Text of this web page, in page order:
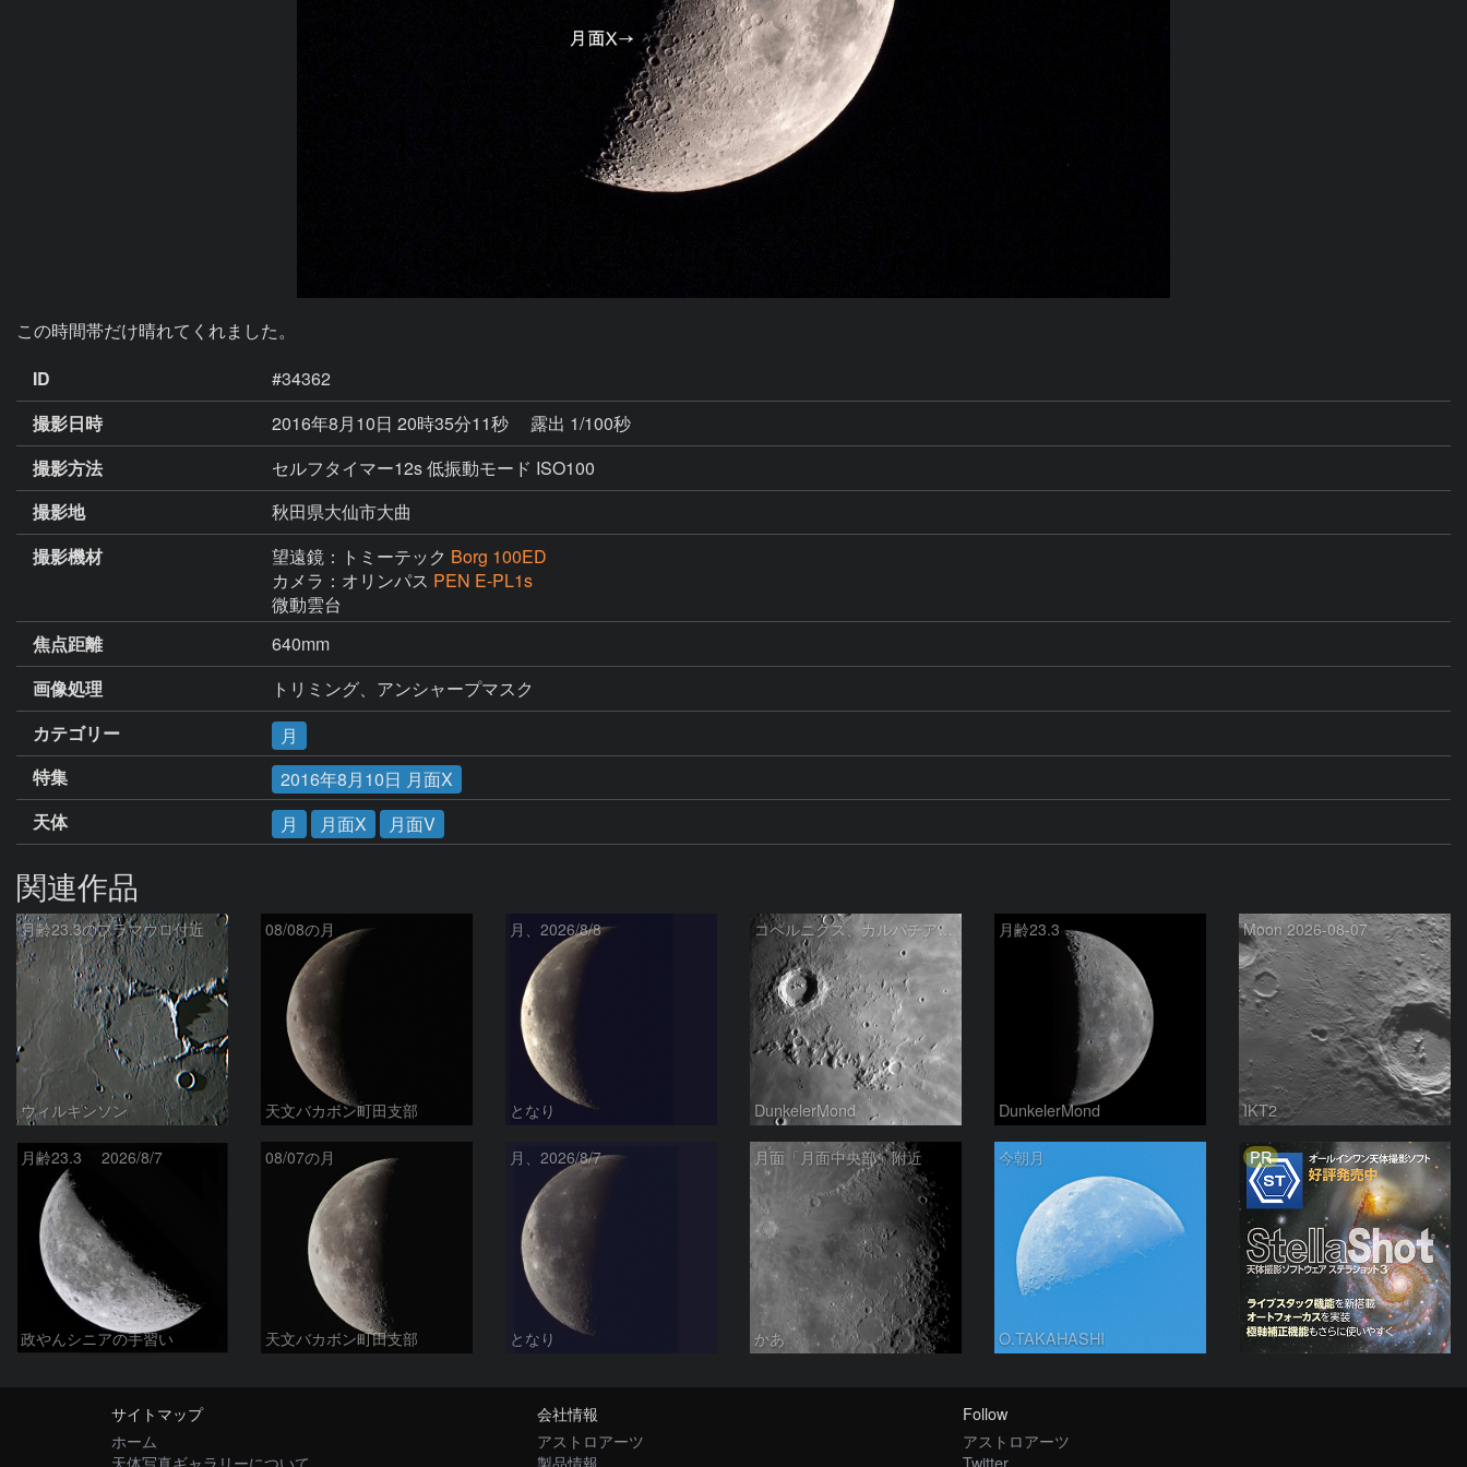
この時間帯だけ晴れてくれました。
ID
#34362
撮影日時
2016年8月10日 20時35分11秒
露出 1/100秒
撮影方法
セルフタイマー12s 低振動モード ISO100
撮影地
秋田県大仙市大曲
撮影機材
望遠鏡：トミーテック Borg 100ED
カメラ：オリンパス PEN E-PL1s
微動雲台
焦点距離
640mm
画像処理
トリミング、アンシャープマスク
カテゴリー
月
特集
2016年8月10日 月面X
天体
月 月面X 月面V
関連作品
月齢23.3のフラマウロ付近
ウィルキンソン
08/08の月
天文バカボン町田支部
月、2026/8/8
となり
コペルニクス、カルパチア山脈付近
DunkelerMond
月齢23.3
DunkelerMond
Moon 2026-08-07
IKT2
月齢23.3 2026/8/7
政やんシニアの手習い
08/07の月
天文バカボン町田支部
月、2026/8/7
となり
月面「月面中央部」附近
かあ
今朝月
O.TAKAHASHI
PR
サイトマップ
ホーム
天体写真ギャラリーについて
会社情報
アストロアーツ
製品情報
Follow
アストロアーツ
Twitter